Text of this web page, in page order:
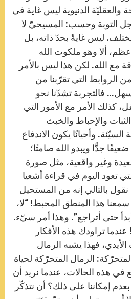
والعقليّة الدنيوية ليس غاية في
التوبة وحسب: المسيحيّ لا
ليس غايةً بحدّ ذاته، بل
ألا وهو ملكوت الله
مع الله. لكن هذا ليس بالأمر
الروابط التي تقرّبنا من
فالتجربة تشدّنا نحو
كذلك الأمر مع الأمور التي
والإحباط والخبث
وأحيانًا يكون الاندفاع
جدًّا ويبدو الله صامتًا؛
بعيدة وغير واقعية، مثل صورة
تعود اليوم في قراءة أشعيا
1. 11). وقد نقول بالتالي إنه من المستحيل
هذا المنطق المحبط! “لا،
حتى أتراجع”. وهذا أمر سيّء.
تراودك هذه الأفكار
فهذا يشبه الرمال
الرمال المتحرّكة لحياة
في هذه الحالات، عندما نريد أن
إمكاننا على ذلك؟ أن نتذكّر